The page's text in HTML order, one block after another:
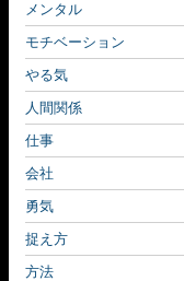
メンタル
モチベーション
やる気
人間関係
仕事
会社
勇気
捉え方
方法